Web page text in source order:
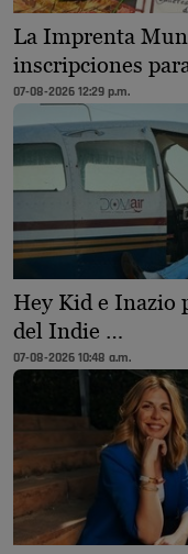
La Imprenta
inscripciones
07-08-2026 12:29 p.m.
Hey Kid e Inazio
del Indie …
07-08-2026 10:48 a.m.